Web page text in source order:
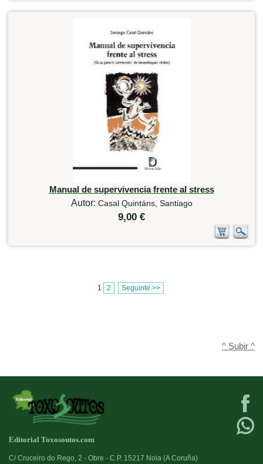
Manual de supervivencia frente al stress
Autor: Casal Quintáns, Santiago
9,00 €
1 2 Seguinte >>
^ Subir ^
Editorial Toxosoutos.com
C/ Cruceiro do Rego, 2 - Obre - C.P. 15217 Noia (A Coruña)